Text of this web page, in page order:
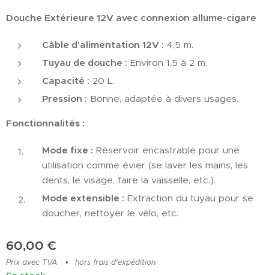
Douche Extérieure 12V avec connexion allume-cigare
Câble d'alimentation 12V : 4,5 m.
Tuyau de douche : Environ 1,5 à 2 m.
Capacité : 20 L.
Pression : Bonne, adaptée à divers usages.
Fonctionnalités :
Mode fixe : Réservoir encastrable pour une
utilisation comme évier (se laver les mains, les
dents, le visage, faire la vaisselle, etc.).
Mode extensible : Extraction du tuyau pour se
doucher, nettoyer le vélo, etc.
60,00 €
Prix avec TVA hors frais d'expédition